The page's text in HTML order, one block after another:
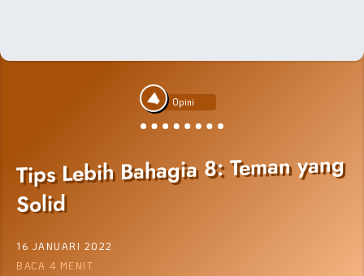
Opini
Tips Lebih Bahagia 8: Teman yang
Solid
16 JANUARI 2022
BACA 4 MENIT